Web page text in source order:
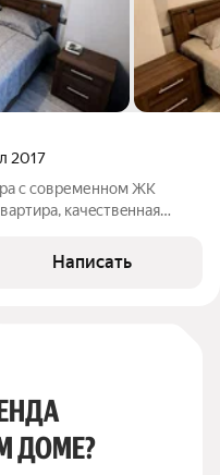
2017
с современном ЖК
кaчeствeннaя
Хорошо развитая
Написать
ДОМЕ?